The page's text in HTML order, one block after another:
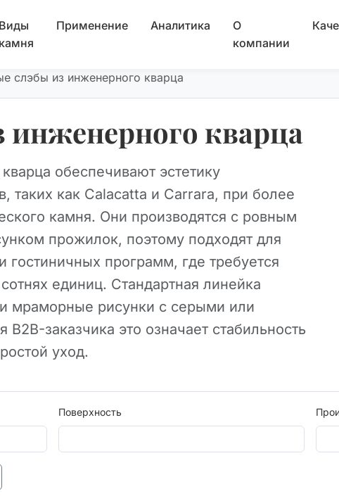
Виды
камня
Применение Аналитика
О
компании
слэбы из инженерного кварца
инженерного кварца
обеспечивают эстетику
как Calacatta и Carrara, при более
камня. Они производятся с ровным
прожилок, поэтому подходят для
программ, где требуется
единиц. Стандартная линейка
мраморные рисунки с серыми или
заказчика это означает стабильность
уход.
Поверхность